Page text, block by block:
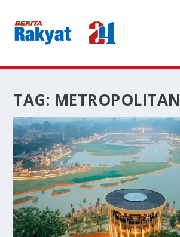
TAG: METROPOLITAN